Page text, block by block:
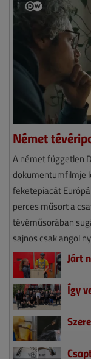
Német
A német független
dokumentumfilmje
feketepiacát
perces műsort a
tévéműsorában
sajnos csak angol
Járt
Így